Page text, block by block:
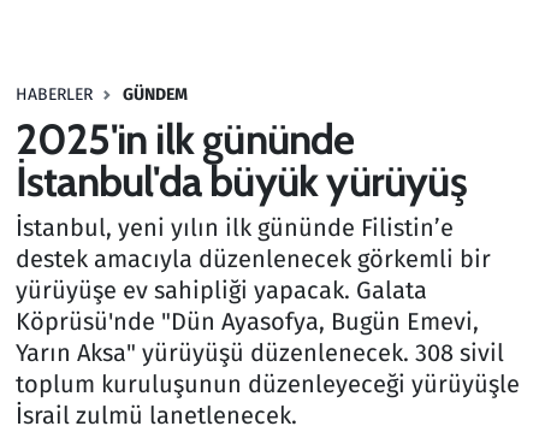
HABERLER GÜNDEM
2025'in ilk gününde
İstanbul'da büyük yürüyüş
İstanbul, yeni yılın ilk gününde Filistin’e
destek amacıyla düzenlenecek görkemli bir
yürüyüşe ev sahipliği yapacak. Galata
Köprüsü'nde "Dün Ayasofya, Bugün Emevi,
Yarın Aksa" yürüyüşü düzenlenecek. 308 sivil
toplum kuruluşunun düzenleyeceği yürüyüşle
İsrail zulmü lanetlenecek.
Haber
Kültür Sanat
Kurumsal Haberler
Lezzet Durağı
Memur ve Kamu
Otomobil